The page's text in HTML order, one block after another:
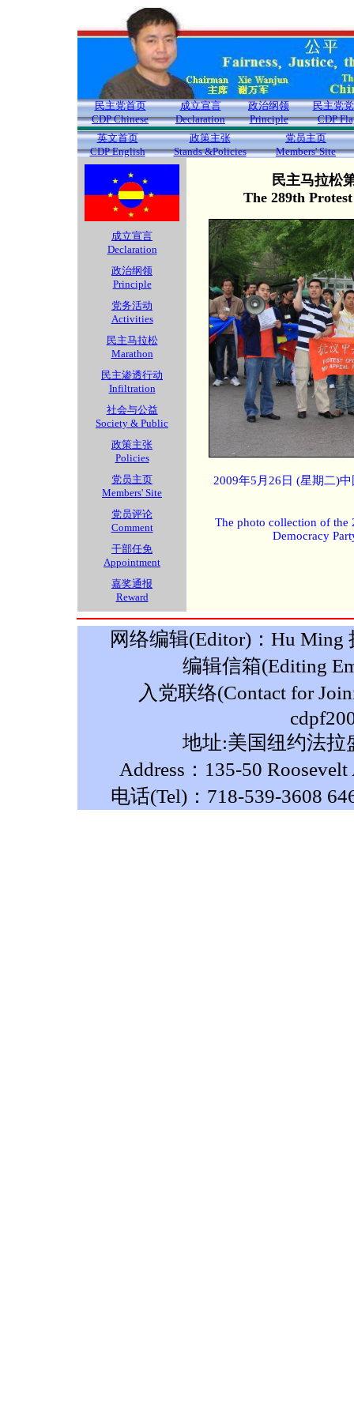
民主党首页
CDP Chinese
成立宣言
Declaration
政治纲领
Principle
民主党
CDP
英文首页
CDP English
政策主张
Stands &Policies
党员主页
Members' Site
成立宣言
Declaration
政治纲领
Principle
党务活动
Activities
民主马拉松
Marathon
民主渗透行动
Infiltration
社会与公益
Society & Public
政策主张
Policies
党员主页
Members' Site
党员评论
Comment
干部任免
Appointment
嘉奖通报
Reward
民主马拉松
The 289th
2009年5月26日 (星期二)
The photo collection of the
Democracy
网络编辑(Editor)：Hu Ming
编辑信箱(Editing
入党联络(Contact for
地址:美国纽约法拉
Address：135-50
电话(Tel)：718-539-3608